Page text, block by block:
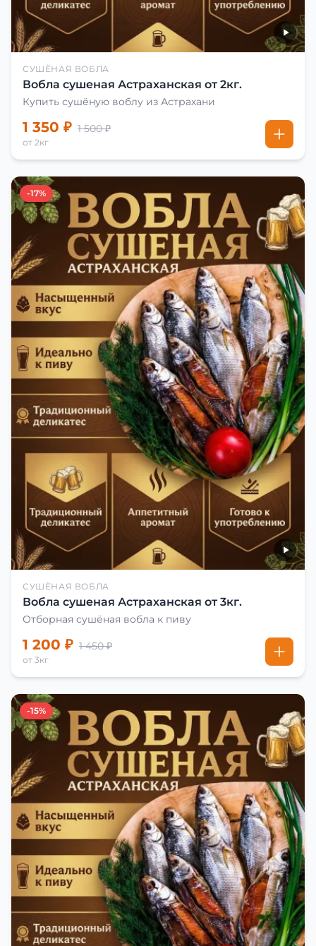
СУШЁНАЯ ВОБЛА
Вобла сушеная Астраханская от 2кг.
Купить сушёную воблу из Астрахани
1 350 ₽ 1 500 ₽
от 2кг
-17%
СУШЁНАЯ ВОБЛА
Вобла сушеная Астраханская от 3кг.
Отборная сушёная вобла к пиву
1 200 ₽ 1 450 ₽
от 3кг
-15%